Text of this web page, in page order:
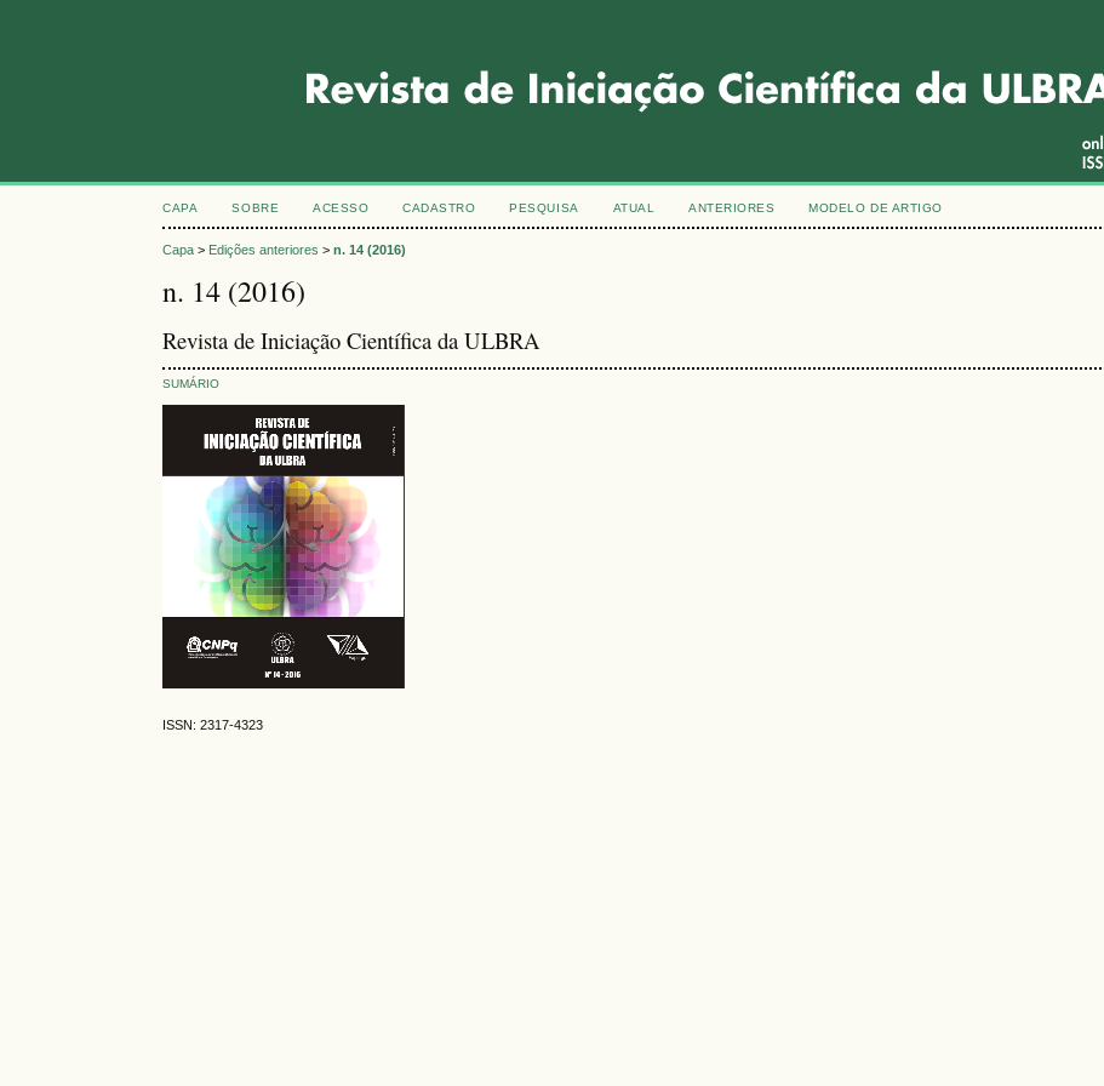
CAPA SOBRE ACESSO CADASTRO PESQUISA ATUAL ANTERIORES MODELO DE ARTIGO
Capa > Edições anteriores >n. 14 (2016)
n. 14 (2016)
Revista de Iniciação Científica da ULBRA
SUMÁRIO
ISSN: 2317-4323